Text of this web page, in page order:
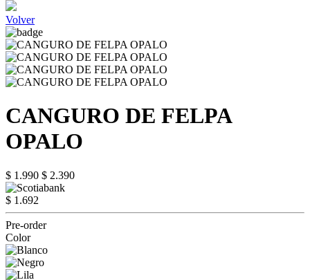
Volver
CANGURO DE FELPA
OPALO
$ 1.990 $ 2.390
$ 1.692
Pre-order
Color